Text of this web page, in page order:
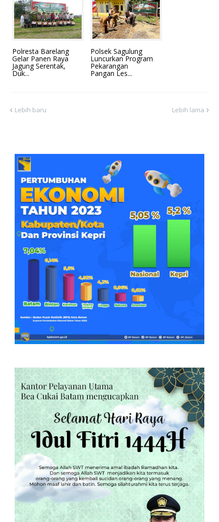
Polresta Barelang
Gelar Panen Raya
Jagung Serentak,
Duk...
Polsek Sagulung
Luncurkan Program
Pekarangan
Pangan Les...
Lebih baru Lebih lama